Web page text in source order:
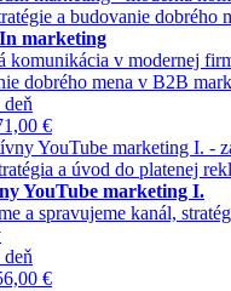
marketing
komunikácia v modernej
dobrého mena v B2B
deň
€
YouTube marketing I.
a spravujeme kanál,
deň
€